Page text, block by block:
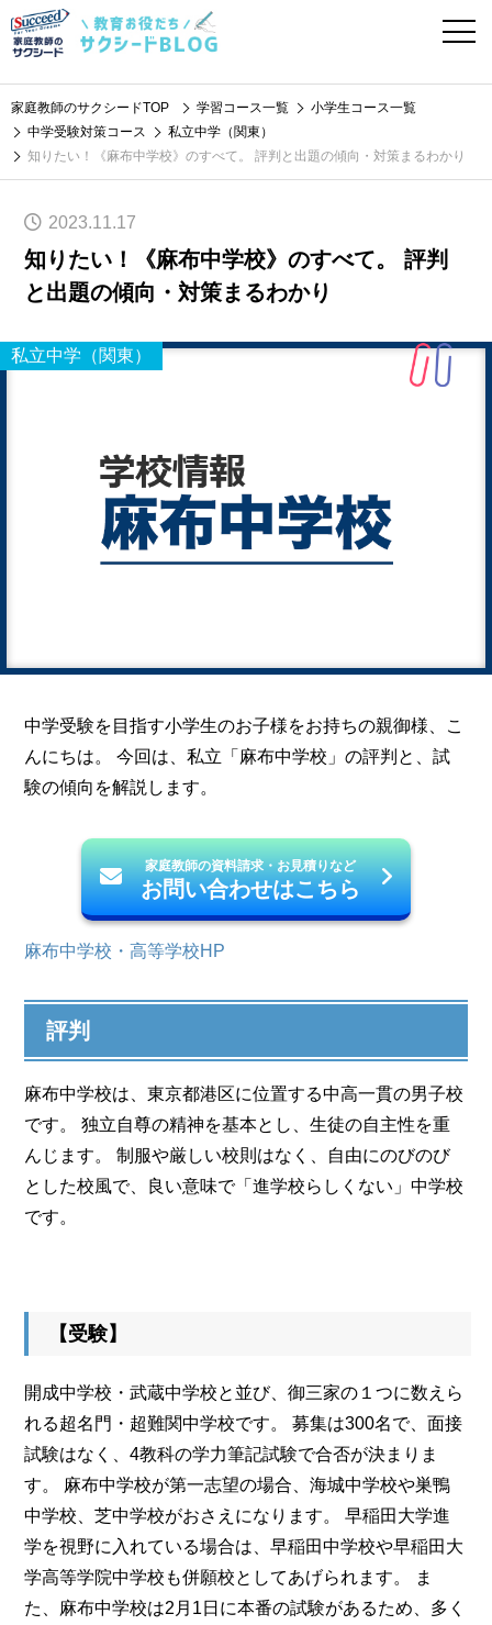
家庭教師のサクシードTOP 学習コース一覧
小学生コース一覧
中学受験対策コース
私立中学（関東）
知りたい！《麻布中学校》のすべて。 評判と出題の傾向・対策まるわかり
2023.11.17
知りたい！《麻布中学校》のすべて。 評判
と出題の傾向・対策まるわかり
私立中学（関東）
中学受験を目指す小学生のお子様をお持ちの親御様、こ
んにちは。 今回は、私立「麻布中学校」の評判と、試
験の傾向を解説します。
家庭教師の資料請求・お見積りなど
お問い合わせはこちら
麻布中学校・高等学校HP
評判
麻布中学校は、東京都港区に位置する中高一貫の男子校
です。 独立自尊の精神を基本とし、生徒の自主性を重
んじます。 制服や厳しい校則はなく、自由にのびのび
とした校風で、良い意味で「進学校らしくない」中学校
です。
【受験】
開成中学校・武蔵中学校と並び、御三家の１つに数えら
れる超名門・超難関中学校です。 募集は300名で、面接
試験はなく、4教科の学力筆記試験で合否が決まりま
す。 麻布中学校が第一志望の場合、海城中学校や巣鴨
中学校、芝中学校がおさえになります。 早稲田大学進
学を視野に入れている場合は、早稲田中学校や早稲田大
学高等学院中学校も併願校としてあげられます。 ま
た、麻布中学校は2月1日に本番の試験があるため、多く